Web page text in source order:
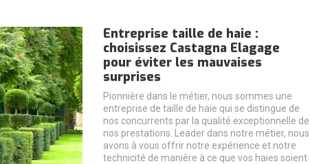
Entreprise taille de haie :
choisissez Castagna Elagage
pour éviter les mauvaises
surprises
Pionnière dans le métier, nous sommes une
entreprise de taille de haie qui se distingue de
nos concurrents par la qualité exceptionnelle de
nos prestations. Leader dans notre métier, nous
avons à vous offrir notre expérience et notre
technicité de manière à ce que vos haies soient